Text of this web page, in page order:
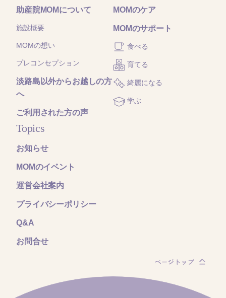
助産院MOMについて
施設概要
MOMの想い
プレコンセプション
淡路島以外からお越しの方
へ
ご利用された方の声
MOMのケア
MOMのサポート
食べる
育てる
綺麗になる
学ぶ
Topics
お知らせ
MOMのイベント
運営会社案内
プライバシーポリシー
Q&A
お問合せ